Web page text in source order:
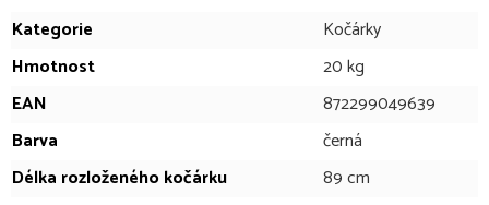
projede úzkými zatáčkami i přeplněnými prostory, ať už se
procházíte ulicemi města, nebo zdoláváte nerovný terén.
Kočárek v bodech:
čtyřkolová verze kočárku THULE Urban Glide
Kategorie
Kočárky
Hmotnost
20 kg
EAN
872299049639
Barva
černá
Délka rozloženého kočárku
89 cm